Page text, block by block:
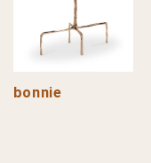
bonnie